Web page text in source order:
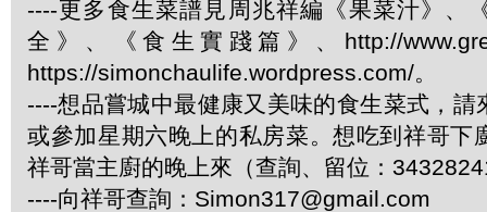
----更多食生菜譜見周兆祥編《果菜汁》、
全》、《食生實踐篇》、http://
https://simonchaulife.wordpress.com/。
----想品嘗城中最健康又美味的食生菜式，請
或參加星期六晚上的私房菜。想吃到祥哥下
祥哥當主廚的晚上來（查詢、留位：
----向祥哥查詢： Simon317@gmail.com